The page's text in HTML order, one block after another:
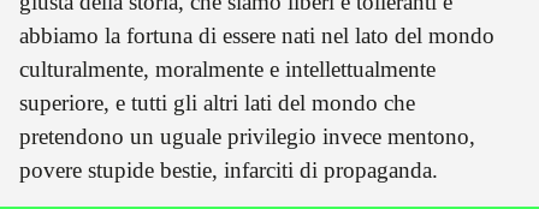
abbiamo la fortuna di essere nati nel lato del mondo
culturalmente, moralmente e intellettualmente
superiore, e tutti gli altri lati del mondo che
pretendono un uguale privilegio invece mentono,
povere stupide bestie, infarciti di propaganda.